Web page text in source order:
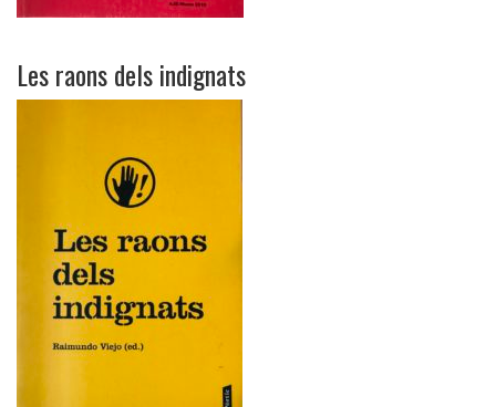
Les raons dels indignats